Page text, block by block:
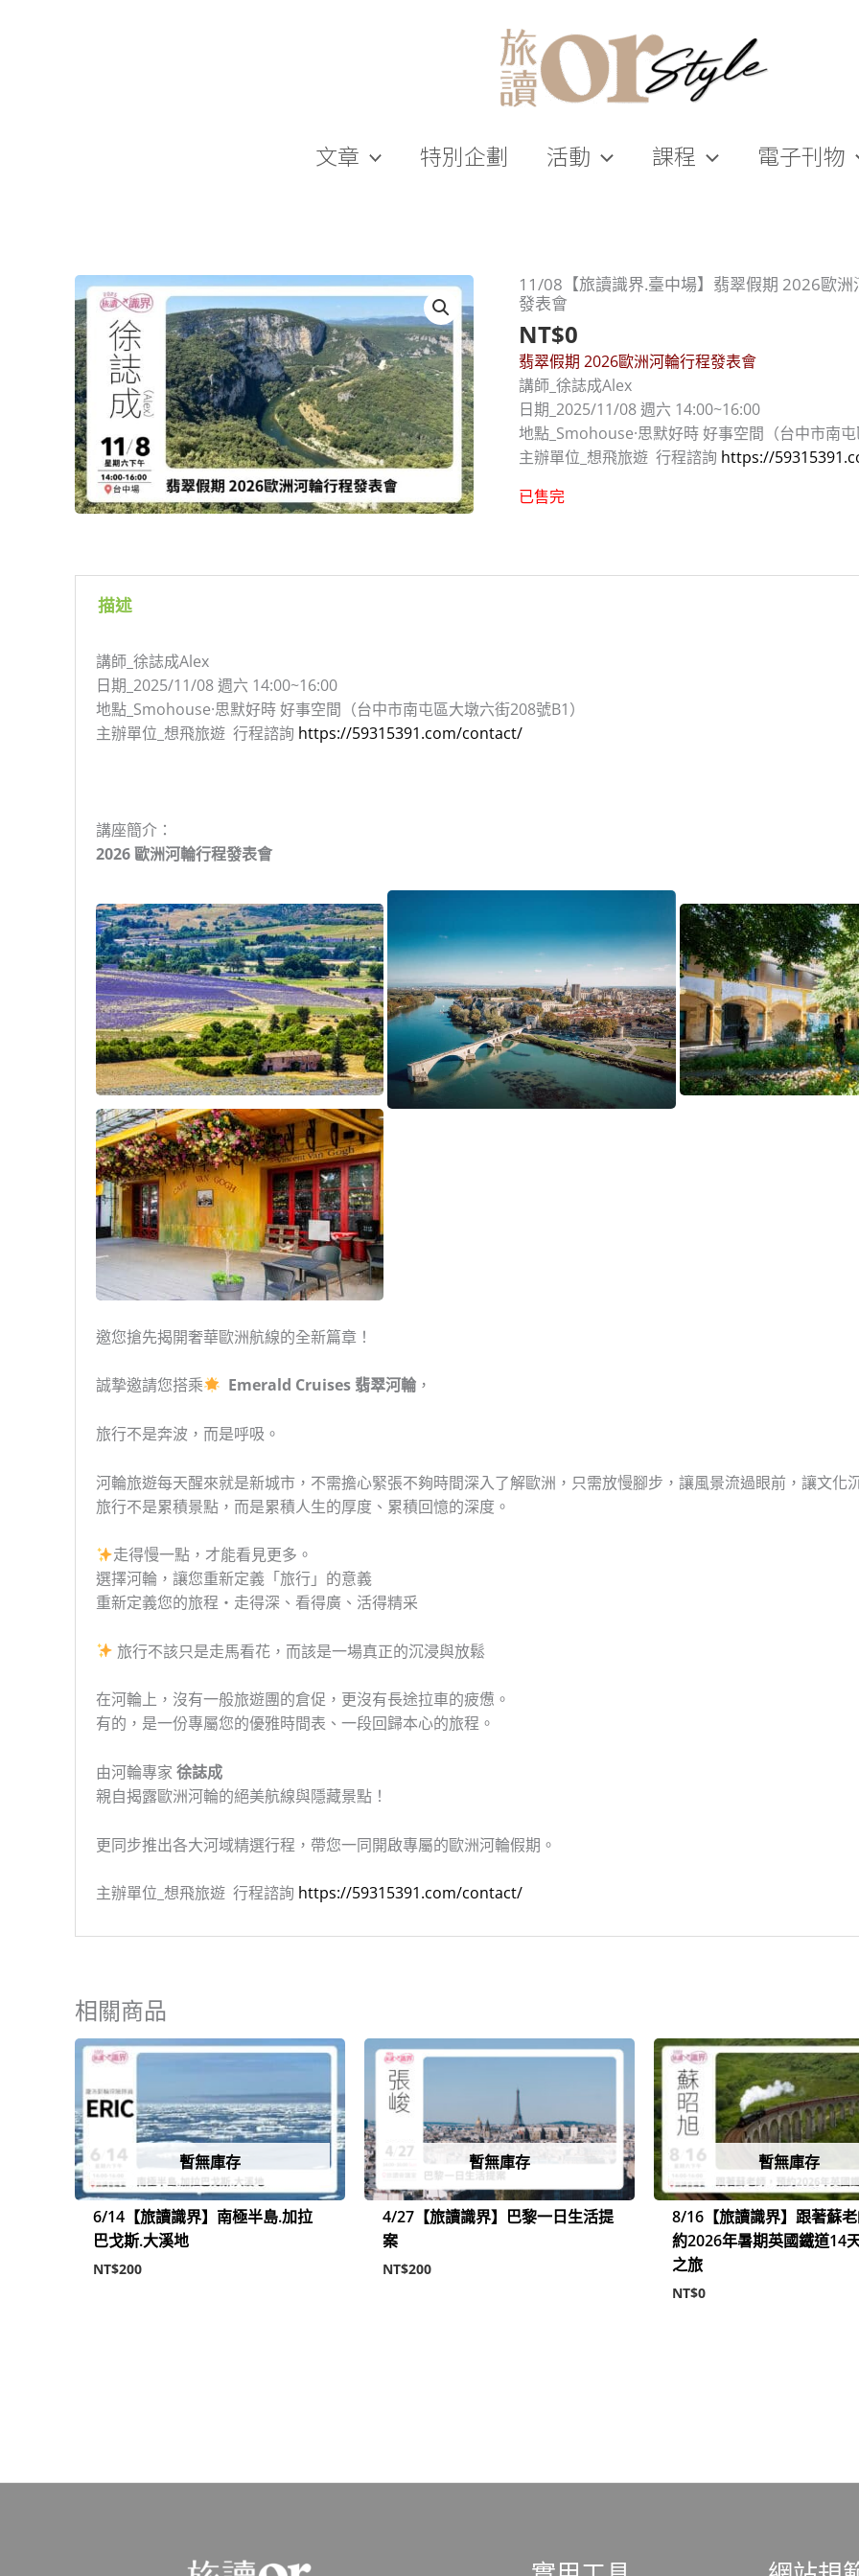
文章 特別企劃 活動 課程 電子刊物
11/08【旅讀識界.臺中場】翡翠假期 2026歐洲
發表會
NT$0
翡翠假期 2026歐洲河輪行程發表會
講師_徐誌成Alex
日期_2025/11/08 週六 14:00~16:00
地點_Smohouse·思默好時 好事空間（台中市南屯
主辦單位_想飛旅遊 行程諮詢 https://
已售完
描述
講師_徐誌成Alex
日期_2025/11/08 週六 14:00~16:00
地點_Smohouse·思默好時 好事空間（台中市南屯區大墩六街208號B1）
主辦單位_想飛旅遊 行程諮詢 https://59315391.com/contact/
講座簡介：
2026 歐洲河輪行程發表會
邀您搶先揭開奢華歐洲航線的全新篇章！
誠摯邀請您搭乘 Emerald Cruises 翡翠河輪 ，
旅行不是奔波，而是呼吸。
河輪旅遊每天醒來就是新城市，不需擔心緊張不夠時間深入了解歐洲，只需放慢腳步，讓風景流過眼前，讓文化
旅行不是累積景點，而是累積人生的厚度、累積回憶的深度。
走得慢一點，才能看見更多。
選擇河輪，讓您重新定義「旅行」的意義
重新定義您的旅程・走得深、看得廣、活得精采
旅行不該只是走馬看花，而該是一場真正的沉浸與放鬆
在河輪上，沒有一般旅遊團的倉促，更沒有長途拉車的疲憊。
有的，是一份專屬您的優雅時間表、一段回歸本心的旅程。
由河輪專家 徐誌成
親自揭露歐洲河輪的絕美航線與隱藏景點！
更同步推出各大河域精選行程，帶您一同開啟專屬的歐洲河輪假期。
主辦單位_想飛旅遊 行程諮詢 https://59315391.com/contact/
相關商品
暫無庫存
6/14【旅讀識界】南極半島.加拉
巴戈斯.大溪地
NT$200
暫無庫存
4/27【旅讀識界】巴黎一日生活提
案
NT$200
暫無庫存
8/16【旅讀識界】跟著蘇
約2026年暑期英國鐵道14
之旅
NT$0